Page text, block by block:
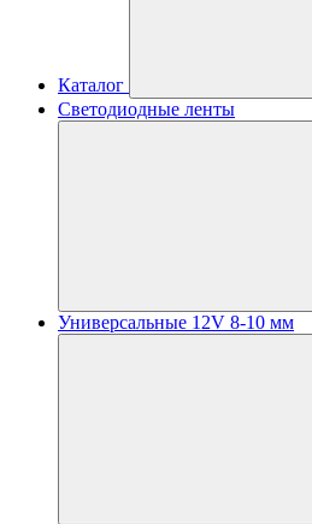
Каталог
Светодиодные ленты
Универсальные 12V 8-10 мм